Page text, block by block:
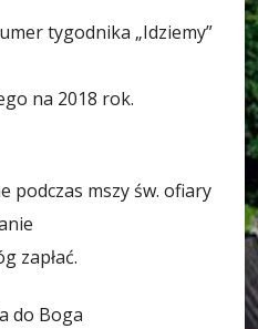
tygodnika „Idziemy”
na 2018 rok.
podczas mszy św. ofiary
zapłać.
do Boga